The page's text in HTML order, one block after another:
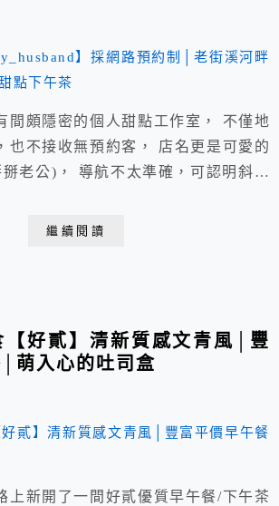
間頗隱密的個人甜點工作室， 不僅地
也不接收無預約客， 店名更是可愛的
掰老公)， 導航不太準確，可認明斜對
話：0910-082-024│店家粉專請點我 營
繼續閱讀
【好貳】清新質感文青風│豐
萌入心的吐司盒
上新開了一間好貳優質早午餐/下午茶